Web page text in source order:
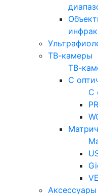
ТВ-камеры
ТВ-
С
С
Аксессуары